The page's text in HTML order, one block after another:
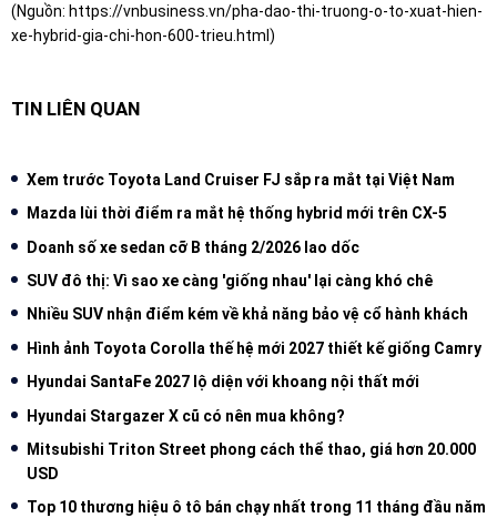
(Nguồn: https://vnbusiness.vn/pha-dao-thi-truong-o-to-xuat-hien-
xe-hybrid-gia-chi-hon-600-trieu.html )
TIN LIÊN QUAN
Xem trước Toyota Land Cruiser FJ sắp ra mắt tại Việt Nam
Mazda lùi thời điểm ra mắt hệ thống hybrid mới trên CX-5
Doanh số xe sedan cỡ B tháng 2/2026 lao dốc
SUV đô thị: Vì sao xe càng 'giống nhau' lại càng khó chê
Nhiều SUV nhận điểm kém về khả năng bảo vệ cổ hành khách
Hình ảnh Toyota Corolla thế hệ mới 2027 thiết kế giống Camry
Hyundai SantaFe 2027 lộ diện với khoang nội thất mới
Hyundai Stargazer X cũ có nên mua không?
Mitsubishi Triton Street phong cách thể thao, giá hơn 20.000
USD
Top 10 thương hiệu ô tô bán chạy nhất trong 11 tháng đầu năm